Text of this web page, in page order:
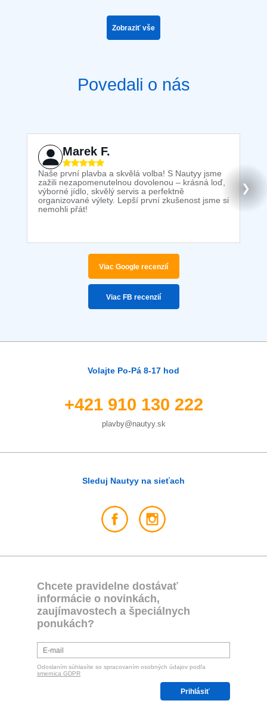
Zobraziť vše
Povedali o nás
Marek F.
Naše první plavba a skvělá volba! S Nautyy jsme
zažili nezapomenutelnou dovolenou – krásná loď,
výborné jídlo, skvělý servis a perfektně
organizované výlety. Lepší první zkušenost jsme si
nemohli přát!
❯
Viac Google recenzií
Viac FB recenzií
Volajte Po-Pá 8-17 hod
+421 910 130 222
plavby@nautyy.sk
Sleduj Nautyy na sieťach
Chcete pravidelne dostávať
informácie o novinkách,
zaujímavostech a špeciálnych
ponukách?
Odoslaním súhlasíte so spracovaním osobných údajov podľa
smernica GDPR
Prihlásiť